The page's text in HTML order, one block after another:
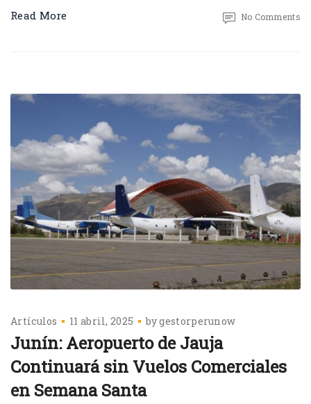
Read More No Comments
Artículos 11 abril, 2025 bygestorperunow
Junín: Aeropuerto de Jauja
Continuará sin Vuelos Comerciales
en Semana Santa